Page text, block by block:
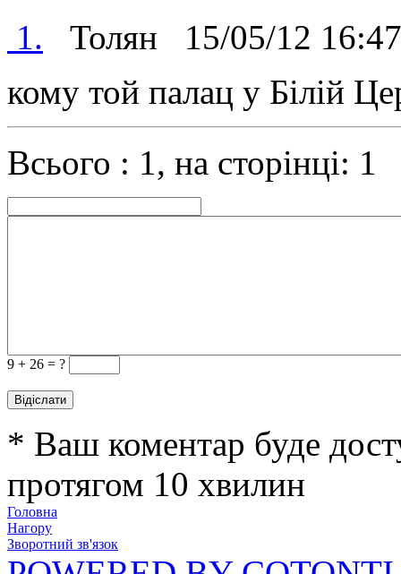
1. Толян 15/05/12
кому той палац у Білій
Всього : 1, на сторінці: 1
9 + 26 = ?
* Ваш коментар буде
протягом 10 хвилин
Головна
Нагору
Зворотний зв'язок